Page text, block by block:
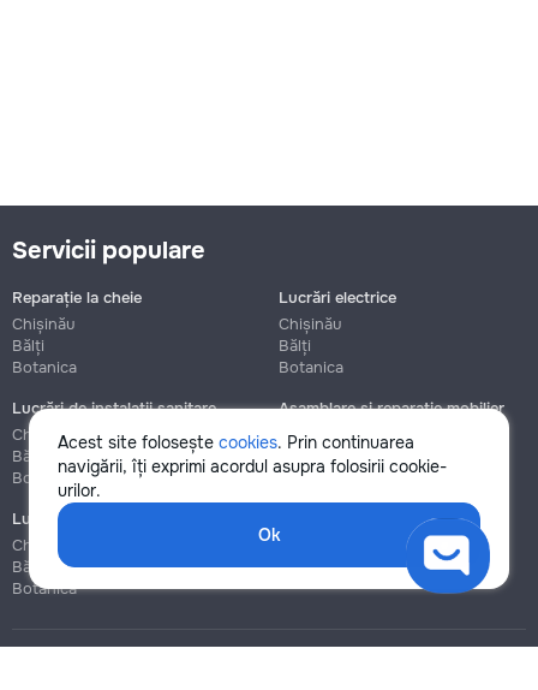
Acest site folosește cookies. Prin continuarea
navigării, îți exprimi acordul asupra folosirii cookie-
urilor.
Ok
Servicii populare
Reparație la cheie
Chișinău
Bălți
Botanica
Lucrări electrice
Chișinău
Bălți
Botanica
Lucrări de instalații sanitare
Chișinău
Bălți
Botanica
Asamblare și reparație mobilier
Chișinău
Botanica
Lucrări de construcție și instalare
Chișinău
Bălți
Botanica